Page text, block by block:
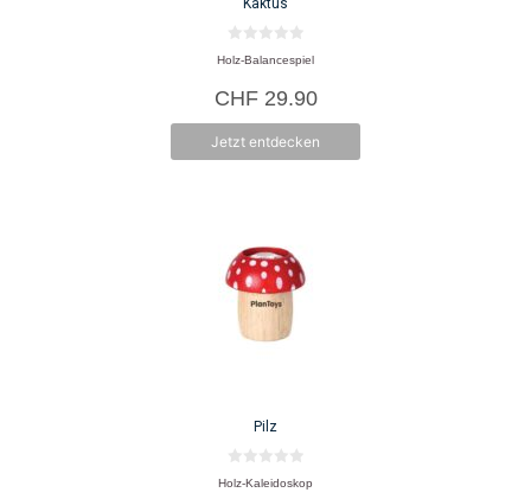
Kaktus
0
v
n
5
Holz-Balancespiel
CHF29.90
Jetzt entdecken
Pilz
0
v
Holz-Kaleidoskop